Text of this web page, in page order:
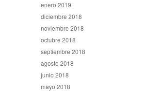
enero 2019
diciembre 2018
noviembre 2018
octubre 2018
septiembre 2018
agosto 2018
junio 2018
mayo 2018